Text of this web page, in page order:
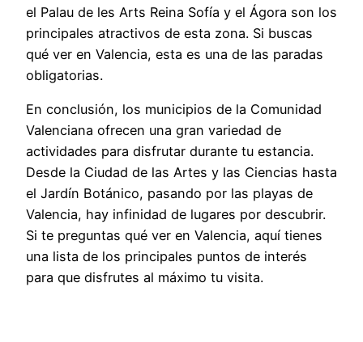
el Palau de les Arts Reina Sofía y el Ágora son los
principales atractivos de esta zona. Si buscas
qué ver en Valencia, esta es una de las paradas
obligatorias.
En conclusión, los municipios de la Comunidad
Valenciana ofrecen una gran variedad de
actividades para disfrutar durante tu estancia.
Desde la Ciudad de las Artes y las Ciencias hasta
el Jardín Botánico, pasando por las playas de
Valencia, hay infinidad de lugares por descubrir.
Si te preguntas qué ver en Valencia, aquí tienes
una lista de los principales puntos de interés
para que disfrutes al máximo tu visita.